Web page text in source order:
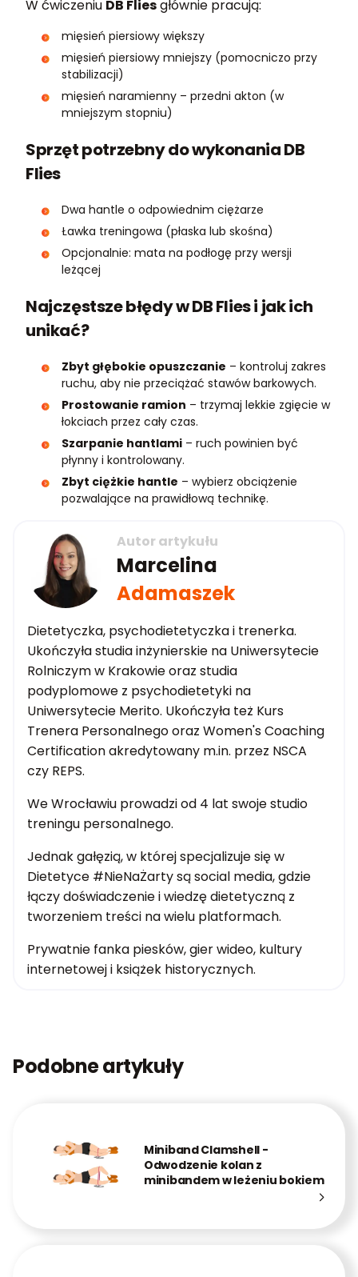
W ćwiczeniu DB Fliesgłównie pracują:
mięsień piersiowy większy
mięsień piersiowy mniejszy (pomocniczo przy
stabilizacji)
mięsień naramienny – przedni akton (w
mniejszym stopniu)
Sprzęt potrzebny do wykonania DB
Flies
Dwa hantle o odpowiednim ciężarze
Ławka treningowa (płaska lub skośna)
Opcjonalnie: mata na podłogę przy wersji
leżącej
Najczęstsze błędy w DB Flies i jak ich
unikać?
Zbyt głębokie opuszczanie – kontroluj zakres
ruchu, aby nie przeciążać stawów barkowych.
Prostowanie ramion – trzymaj lekkie zgięcie w
łokciach przez cały czas.
Szarpanie hantlami – ruch powinien być
płynny i kontrolowany.
Zbyt ciężkie hantle – wybierz obciążenie
pozwalające na prawidłową technikę.
Autor artykułu
Marcelina
Adamaszek
Dietetyczka, psychodietetyczka i trenerka.
Ukończyła studia inżynierskie na Uniwersytecie
Rolniczym w Krakowie oraz studia
podyplomowe z psychodietetyki na
Uniwersytecie Merito. Ukończyła też Kurs
Trenera Personalnego oraz Women's Coaching
Certification akredytowany m.in. przez NSCA
czy REPS.
We Wrocławiu prowadzi od 4 lat swoje studio
treningu personalnego.
Jednak gałęzią, w której specjalizuje się w
Dietetyce #NieNaŻarty są social media, gdzie
łączy doświadczenie i wiedzę dietetyczną z
tworzeniem treści na wielu platformach.
Prywatnie fanka piesków, gier wideo, kultury
internetowej i książek historycznych.
Podobne artykuły
Miniband Clamshell -
Odwodzenie kolan z
minibandem w leżeniu bokiem